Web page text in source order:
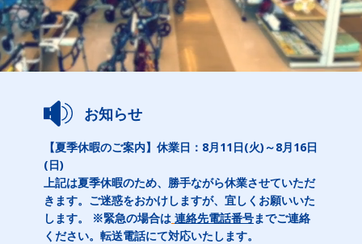
お知らせ
【夏季休暇のご案内】休業日：8月11日(火)～8月16日
(日)
上記は夏季休暇のため、勝手ながら休業させていただ
きます。ご迷惑をおかけしますが、宜しくお願いいた
します。 ※緊急の場合は 連絡先電話番号までご連絡
ください。転送電話にて対応いたします。